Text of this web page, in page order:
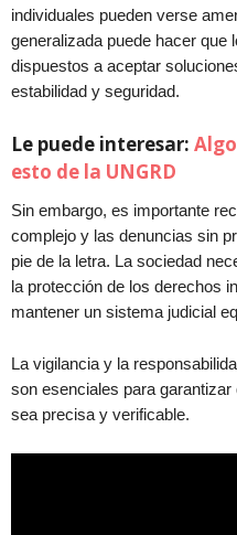
individuales pueden verse
generalizada puede hacer que
dispuestos a aceptar
estabilidad y seguridad.
Le puede interesar:
esto de la UNGRD
Sin embargo, es importante
complejo y las denuncias sin
pie de la letra. La sociedad
la protección de los derechos
mantener un sistema judicial
La vigilancia y la
son esenciales para
sea precisa y verificable.